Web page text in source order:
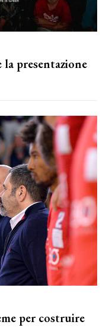
presentazione
per costruire